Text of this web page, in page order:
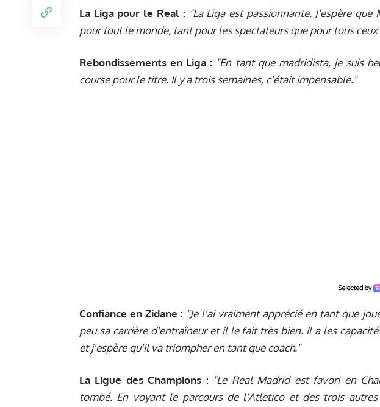
La Liga pour le Real : "La Liga est passionnante. J'espère
pour tout le monde, tant pour les spectateurs que pour tous
Rebondissements en Liga : "En tant que madridista, je suis
course pour le titre. Il y a trois semaines, c'était impensable."
Confiance en Zidane : "Je l'ai vraiment apprécié en tant que
peu sa carrière d'entraîneur et il le fait très bien. Il a les
et j'espère qu'il va triompher en tant que coach."
La Ligue des Champions : "Le Real Madrid est favori en
tombé. En voyant le parcours de l'Atletico et des trois